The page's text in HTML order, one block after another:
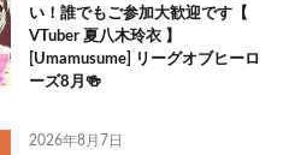
い！誰でもご参加大歓迎です【
VTuber 夏八木玲衣 】
[Umamusume] リーグオブヒーロ
ーズ8月🍻
2026年8月7日